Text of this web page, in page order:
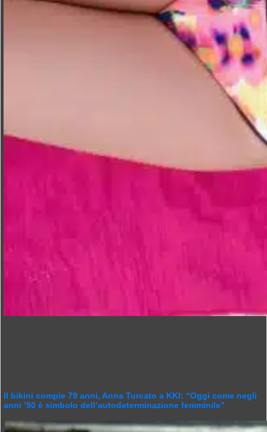
Il bikini compie 79 anni, Anna Turcato a KKI: “Oggi come negli
anni ’50 è simbolo dell’autodeterminazione femminile”